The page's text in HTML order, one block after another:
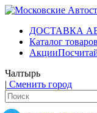
ДОСТАВКА
Каталог товаров
Акции
Чалтырь
| Сменить город